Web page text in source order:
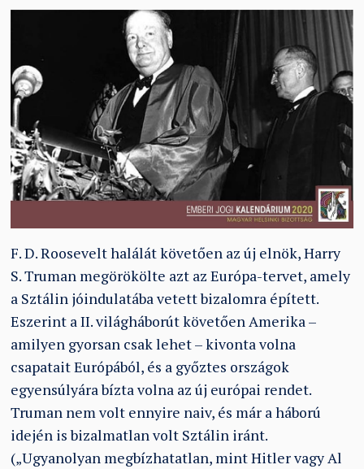
F. D. Roosevelt halálát követően az új elnök, Harry
S. Truman megörökölte azt az Európa-tervet, amely
a Sztálin jóindulatába vetett bizalomra épített.
Eszerint a II. világháborút követően Amerika –
amilyen gyorsan csak lehet – kivonta volna
csapatait Európából, és a győztes országok
egyensúlyára bízta volna az új európai rendet.
Truman nem volt ennyire naiv, és már a háború
idején is bizalmatlan volt Sztálin iránt.
(„Ugyanolyan megbízhatatlan, mint Hitler vagy Al